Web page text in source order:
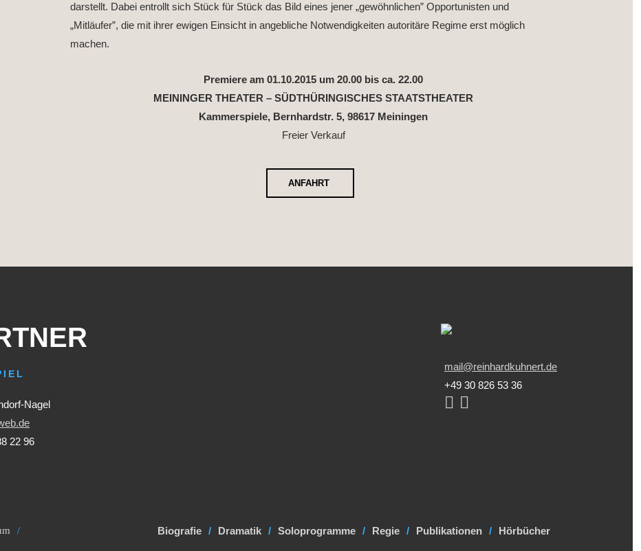
darstellt. Dabei entrollt sich Stück für Stück das Bild eines jener „gewöhnlichen” Opportunisten und
„Mitläufer”, die mit ihrer ewigen Einsicht in angebliche Notwendigkeiten autoritäre Regime erst möglich
machen.
Premiere am 01.10.2015 um 20.00 bis ca. 22.00
MEININGER THEATER – SÜDTHÜRINGISCHES STAATSTHEATER
Kammerspiele, Bernhardstr. 5, 98617 Meiningen
Freier Verkauf
ANFAHRT
Nagel
22 96
mail@reinhardkuhnert.de
+49 30 826 53 36
Biografie Dramatik Soloprogramme Regie Publikationen Hörbücher